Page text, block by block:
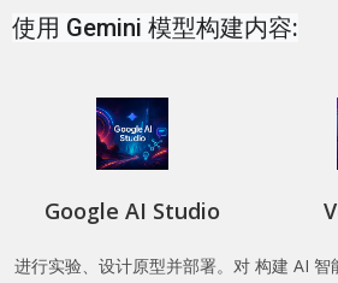
使用 Gemini 模型构建内容:
Google AI Studio
进行实验、设计原型并部署。对 构建 AI 智